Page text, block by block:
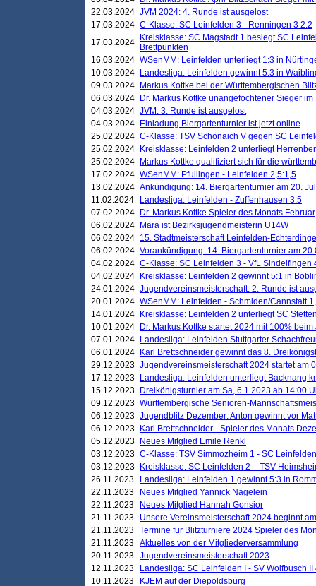
22.03.2024 JVM 2024: 4. Runde ist ausgelost
17.03.2024 C-Klasse: SC Leinfelden 3 - Renningen 3 2:2
17.03.2024
Kreisklasse: SC Magstadt 1 besiegt SC
Brettpunkten
16.03.2024 WSenMM: Leinfelden unterliegt 1:3 in
10.03.2024
Landesliga: Leinfelden gewinnt 5:3 in
09.03.2024
Markus Kottke bei der Württembergischen
06.03.2024
Dr. Markus Kottke unangefochtener Sieger
04.03.2024 JVM: 3. Runde ist ausgelost
04.03.2024
Einladung Biergartenturnier ist jetzt online
25.02.2024 C-Klasse: TSV Schönaich V gegen SC
25.02.2024
Kreisklasse: Leinfelden 2 unterliegt
25.02.2024
Markus Kottke qualifiziert sich für die
17.02.2024 WSenMM: Pfullingen - Leinfelden 2,5:1,5
13.02.2024 Ankündigung: 14. Biergartenturnier am 20.
11.02.2024
Landesliga: Leinfelden - Zuffenhausen 3:5
07.02.2024
Dr. Markus Kottke Spieler des Monats Februar
06.02.2024
Mara ist Bezirksjugendmeisterin U14W
06.02.2024 15. Stadtmeisterschaft Leinfelden-
06.02.2024 Vorankündigung: 14. Biergartenturnier am
04.02.2024 C-Klasse: SC Leinfelden 3 - VfL Sindelfingen
04.02.2024
Kreisklasse: Leinfelden 2 gewinnt 5:1 in
24.01.2024 Jugendvereinsmeisterschaft: 2. Runde ist
20.01.2024 WSenMM: Leinfelden - Schmiden/Cannstatt
14.01.2024
Kreisklasse: Leinfelden 2 unterliegt SC
10.01.2024
Dr. Markus Kottke startet 2024 mit 100%
07.01.2024
Landesliga: Leinfelden Stuttgarter
06.01.2024
Karl Brettschneider gewinnt das 8.
29.12.2023 Jugendvereinsmeisterschaft 2024 startet am
17.12.2023
Landesliga: Leinfelden unterliegt Backnang
15.12.2023
Dreikönigsturnier am Sa, 6.1.2023 ab 14:00
09.12.2023 Württembergische Senioren-
06.12.2023 Jugendblitz Dezember: Anton gewinnt vor
06.12.2023
Karl Brettschneider - Spieler des Monats
05.12.2023
Neues Mitglied Emile Renkl
03.12.2023 C-Klasse: TSV Simmozheim 1 - SC
03.12.2023
Kreisklasse: SC Leinfelden 2 – TSV
26.11.2023
Landesliga: Leinfelden 1 gewinnt 5:3 in
22.11.2023
Neues Mitglied Yannick Nägelein
22.11.2023
Neues Mitglied Hannah Gonsior
21.11.2023
Unsere Vereinsmeisterschaft 2024 beginnt
21.11.2023 Termine für Blitzturniere 2024 Spieler des
21.11.2023 Aktuelles von der Mitgliederversammlung
20.11.2023 Jugendvereinsmeisterschaft 2023
12.11.2023
Landesliga: SC Leinfelden I - SV Wolfbusch II
10.11.2023
KJEM auf der Diepoldsburg